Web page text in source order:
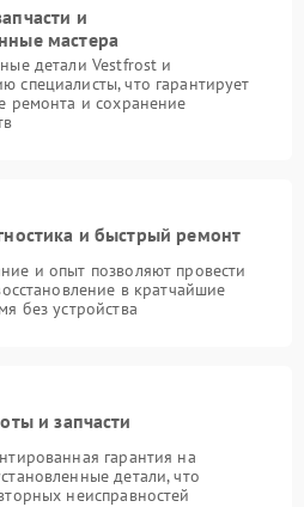
и
мастера
детали Vestfrost и
специалисты, что гарантирует
ремонта и сохранение
и быстрый ремонт
и опыт позволяют провести
в кратчайшие
без устройства
и запчасти
гарантия на
детали, что
неисправностей